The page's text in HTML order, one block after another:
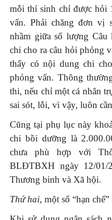
mỗi thí sinh chỉ được hỏi
vấn. Phải chăng đơn vị
nhầm giữa số lượng
chi cho ra câu hỏi phỏng
thấy có nội dung chi
phỏng vấn. Thông
thi, nếu chỉ một cá nhân
sai sót, lỗi, vì vậy, luôn
Cũng tại phụ lục này
chi bồi dưỡng là
chưa phù hợp với
BLĐTBXH ngày 12/01/
Thương binh và Xã hội.
Thứ hai, một số “hạn